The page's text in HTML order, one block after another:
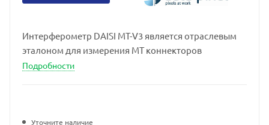
Интерферометр DAISI MT-V3 является отраслевым
эталоном для измерения MT коннекторов
Подробности
Уточните наличие